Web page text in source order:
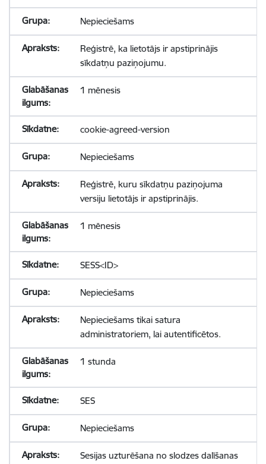
Nepieciešams
Reģistrē, ka lietotājs ir apstiprinājis
sīkdatņu paziņojumu.
1 mēnesis
cookie-agreed-version
Nepieciešams
Reģistrē, kuru sīkdatņu paziņojuma
versiju lietotājs ir apstiprinājis.
1 mēnesis
SESS<ID>
Nepieciešams
Nepieciešams tikai satura
administratoriem, lai autentificētos.
1 stunda
SES
Nepieciešams
Sesijas uzturēšana no slodzes dalīšanas